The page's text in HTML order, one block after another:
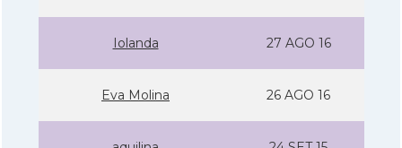
Iolanda 27 AGO 16
Eva Molina 26 AGO 16